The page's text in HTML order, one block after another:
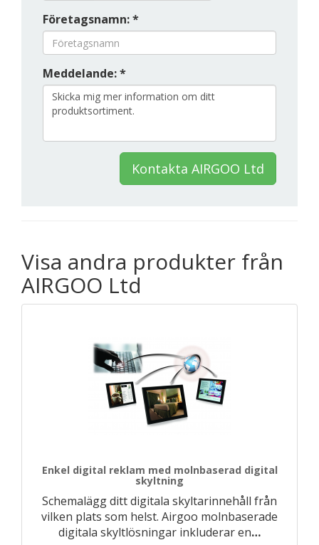
Företagsnamn: *
Meddelande: *
Kontakta AIRGOO Ltd
Visa andra produkter från
AIRGOO Ltd
Enkel digital reklam med molnbaserad digital
skyltning
Schemalägg ditt digitala skyltarinnehåll från
vilken plats som helst. Airgoo molnbaserade
digitala skyltlösningar inkluderar en…